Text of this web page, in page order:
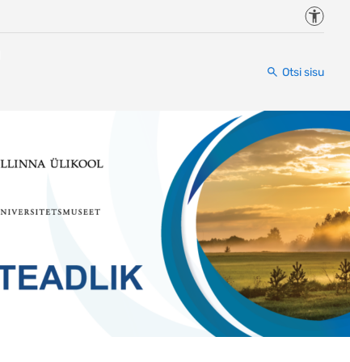
Otsi sisu